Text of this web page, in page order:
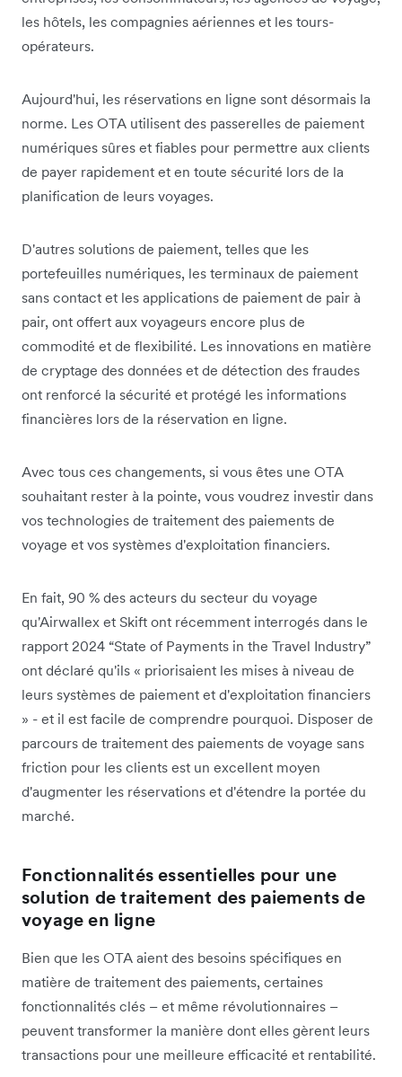
les hôtels, les compagnies aériennes et les tours-
opérateurs.
Aujourd'hui, les réservations en ligne sont désormais la
norme. Les OTA utilisent des passerelles de paiement
numériques sûres et fiables pour permettre aux clients
de payer rapidement et en toute sécurité lors de la
planification de leurs voyages.
D'autres solutions de paiement, telles que les
portefeuilles numériques, les terminaux de paiement
sans contact et les applications de paiement de pair à
pair, ont offert aux voyageurs encore plus de
commodité et de flexibilité. Les innovations en matière
de cryptage des données et de détection des fraudes
ont renforcé la sécurité et protégé les informations
financières lors de la réservation en ligne.
Avec tous ces changements, si vous êtes une OTA
souhaitant rester à la pointe, vous voudrez investir dans
vos technologies de traitement des paiements de
voyage et vos systèmes d'exploitation financiers.
En fait, 90 % des acteurs du secteur du voyage
qu'Airwallex et Skift ont récemment interrogés dans le
rapport 2024 “State of Payments in the Travel Industry”
ont déclaré qu'ils « priorisaient les mises à niveau de
leurs systèmes de paiement et d'exploitation financiers
» - et il est facile de comprendre pourquoi. Disposer de
parcours de traitement des paiements de voyage sans
friction pour les clients est un excellent moyen
d'augmenter les réservations et d'étendre la portée du
marché.
Fonctionnalités essentielles pour une
solution de traitement des paiements de
voyage en ligne
Bien que les OTA aient des besoins spécifiques en
matière de traitement des paiements, certaines
fonctionnalités clés – et même révolutionnaires –
peuvent transformer la manière dont elles gèrent leurs
transactions pour une meilleure efficacité et rentabilité.